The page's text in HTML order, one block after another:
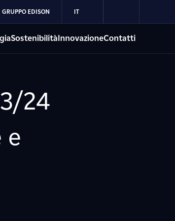
GRUPPO EDISON IT
SostenibilitàInnovazioneContatti
24
e